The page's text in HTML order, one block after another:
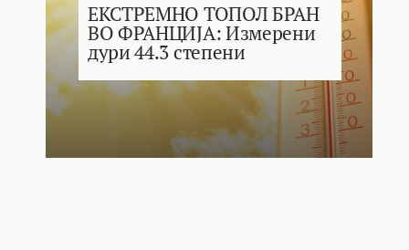
ЕКСТРЕМНО ТОПОЛ БРАН
ВО ФРАНЦИЈА: Измерени
дури 44.3 степени